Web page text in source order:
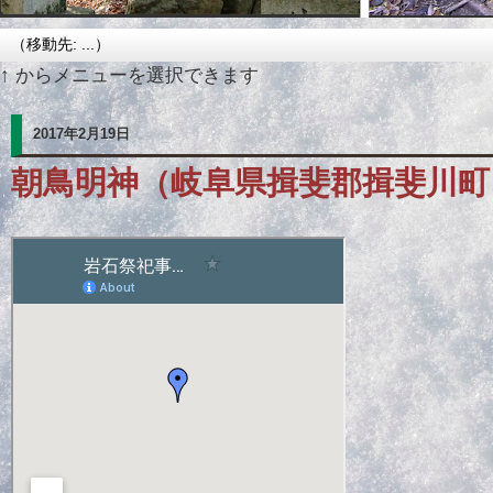
↑ からメニューを選択できます
2017年2月19日
朝鳥明神（岐阜県揖斐郡揖斐川